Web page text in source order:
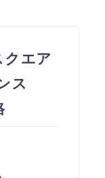
クエア
ス